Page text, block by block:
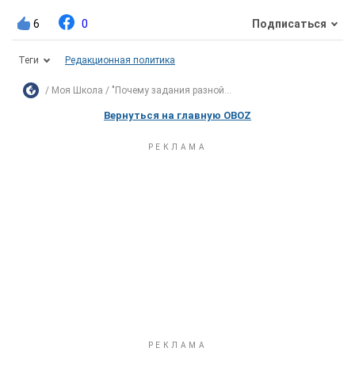
6 0 Подписаться
Теги Редакционная политика
Моя Школа "Почему задания разной...
Вернуться на главную OBOZ